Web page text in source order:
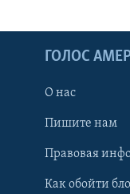
ГОЛОС
О нас
Пишите нам
Правовая
Как обойти